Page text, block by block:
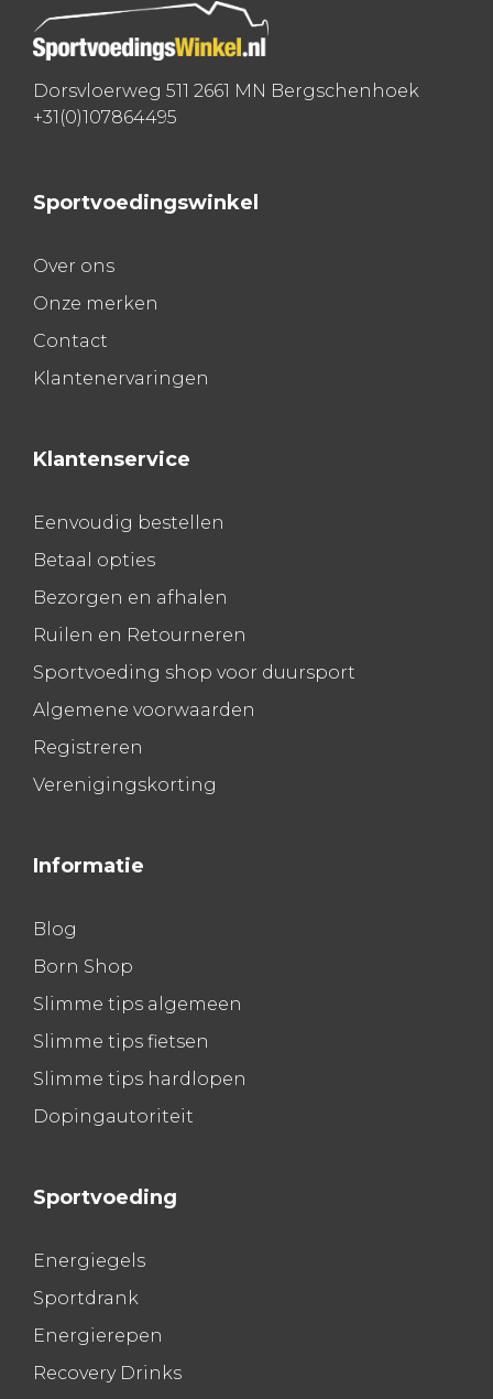
Dorsvloerweg 511 2661 MN Bergschenhoek
+31(0)107864495
Sportvoedingswinkel
Over ons
Onze merken
Contact
Klantenervaringen
Klantenservice
Eenvoudig bestellen
Betaal opties
Bezorgen en afhalen
Ruilen en Retourneren
Sportvoeding shop voor duursport
Algemene voorwaarden
Registreren
Verenigingskorting
Informatie
Blog
Born Shop
Slimme tips algemeen
Slimme tips fietsen
Slimme tips hardlopen
Dopingautoriteit
Sportvoeding
Energiegels
Sportdrank
Energierepen
Recovery Drinks